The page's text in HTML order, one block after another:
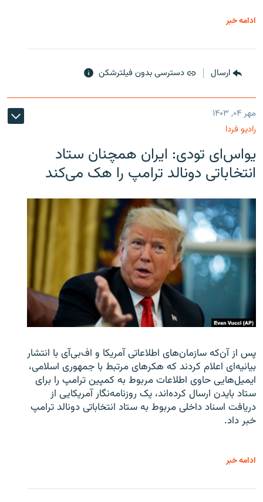
ادامه خبر
ارسال دسترسی بدون فیلترشکن
مهر ۰۴, ۱۴۰۳
رادیو فردا
یو‌اس‌ای تودی: ایران همچنان ستاد
انتخاباتی دونالد ترامپ را هک می‌کند
پس از آن‌که سازمان‌های اطلاعاتی آمریکا و اف‌بی‌آی با انتشار
بیانیه‌ای اعلام کردند که هکرهای مرتبط با جمهوری اسلامی،
ایمیل‌هایی حاوی اطلاعات مربوط به کمپین ترامپ را برای
ستاد بایدن ارسال کرده‌اند، یک روزنامه‌نگار آمریکایی از
دریافت اسناد داخلی مربوط به ستاد انتخاباتی دونالد ترامپ
خبر داد.
ادامه خبر